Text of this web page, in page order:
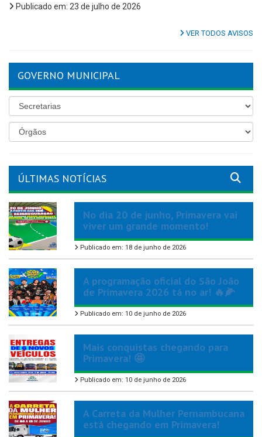
Publicado em: 23 de julho de 2026
VER TODOS AVISOS
GOVERNO MUNICIPAL
ÚLTIMAS NOTÍCIAS
No dia 20 de junho, Primavera vai
viver um grande momento!
Publicado em: 18 de junho de 2026
A programação oficial do São João
de Primavera 2026 tá no ar! 🔥🌽
Publicado em: 10 de junho de 2026
Mais conquistas chegando para
Primavera! 🤩
Publicado em: 10 de junho de 2026
A Carreta da Mulher Pernambucana
está chegando em Primavera!